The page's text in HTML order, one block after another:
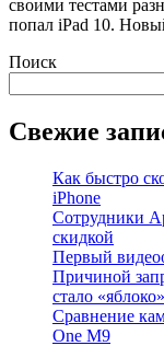
своими тестами
попал iPad 10.
Поиск
Свежие
Как быстро
iPhone
Сотрудники
скидкой
Первый
Причиной
стало
Cравнение
One M9